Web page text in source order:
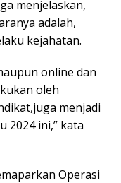
menjelaskan,
adalah,
kejahatan.
online dan
oleh
menjadi
2024 ini,” kata
Operasi